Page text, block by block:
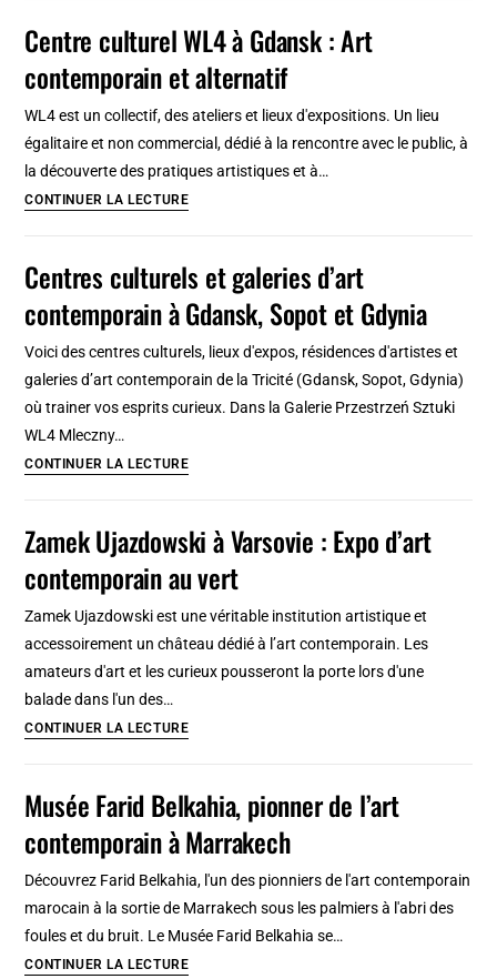
la
Kasbah
et
contemporain
Centre culturel WL4 à Gdansk : Art
contemporain et alternatif
WL4 est un collectif, des ateliers et lieux d'expositions. Un lieu
égalitaire et non commercial, dédié à la rencontre avec le public, à
la découverte des pratiques artistiques et à…
CONTINUER LA LECTURECentre
à
Gdansk
Art
Centres culturels et galeries d’art
contemporain à Gdansk, Sopot et Gdynia
Voici des centres culturels, lieux d'expos, résidences d'artistes et
galeries d’art contemporain de la Tricité (Gdansk, Sopot, Gdynia)
où trainer vos esprits curieux. Dans la Galerie Przestrzeń Sztuki
WL4 Mleczny…
CONTINUER LA LECTURECentres
galeries
d’art
Sopot
Gdynia
Zamek Ujazdowski à Varsovie : Expo d’art
contemporain au vert
Zamek Ujazdowski est une véritable institution artistique et
accessoirement un château dédié à l’art contemporain. Les
amateurs d'art et les curieux pousseront la porte lors d'une
balade dans l'un des…
CONTINUER LA LECTUREZamek
Varsovie
:
d’art
vert
Musée Farid Belkahia, pionner de l’art
contemporain à Marrakech
Découvrez Farid Belkahia, l'un des pionniers de l'art contemporain
marocain à la sortie de Marrakech sous les palmiers à l'abri des
foules et du bruit. Le Musée Farid Belkahia se…
CONTINUER LA LECTUREMusée